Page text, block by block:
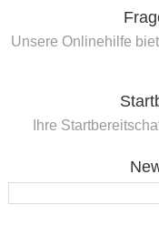
Unsere Onlinehilfe
Ihre